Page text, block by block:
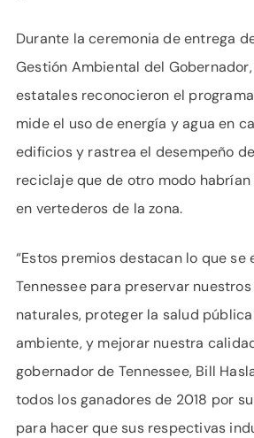
Durante la ceremonia de entrega
Gestión Ambiental del
estatales reconocieron el
mide el uso de energía y agua en
edificios y rastrea el desempeño
reciclaje que de otro modo
en vertederos de la zona.
“Estos premios destacan lo que se
Tennessee para preservar
naturales, proteger la salud
ambiente, y mejorar nuestra
gobernador de Tennessee, Bill
todos los ganadores de 2018 por
para hacer que sus respectivas